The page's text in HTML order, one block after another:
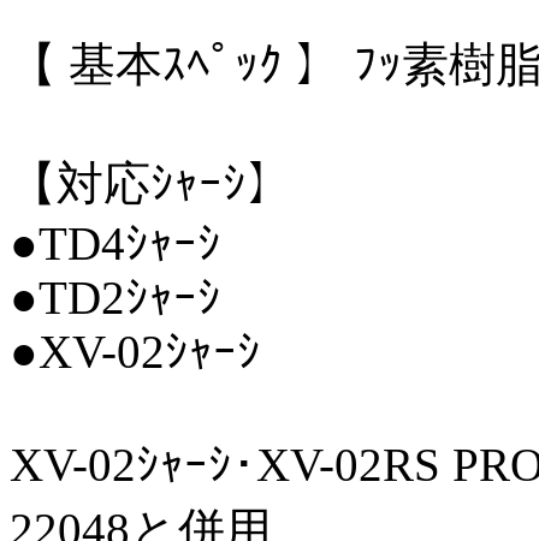
【 基本ｽﾍﾟｯｸ 】 ﾌｯ素樹
【対応ｼｬｰｼ】
●TD4ｼｬｰｼ
●TD2ｼｬｰｼ
●XV-02ｼｬｰｼ
XV-02ｼｬｰｼ･XV-02RS
22048と併用